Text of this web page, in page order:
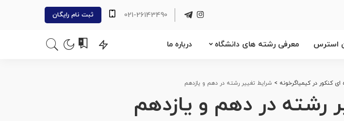
021-26143490 ثبت نام رایگان
استرس معرفی رشته های دانشگاه درباره ما 0
کنکور در کیمیاگرخونه > شرایط تغییر رشته در دهم و یازدهم
رشته در دهم و یازدهم